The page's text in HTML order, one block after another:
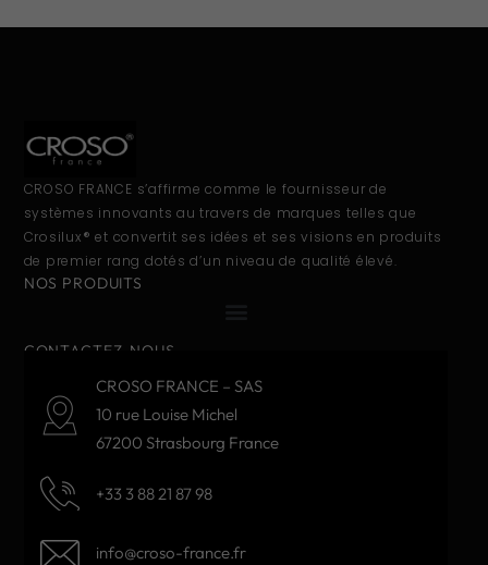
CROSO FRANCE s’affirme comme le fournisseur de
systèmes innovants au travers de marques telles que
Crosilux® et convertit ses idées et ses visions en produits
de premier rang dotés d’un niveau de qualité élevé.
NOS PRODUITS
CONTACTEZ-NOUS
CROSO FRANCE – SAS
10 rue Louise Michel
67200 Strasbourg France
+33 3 88 21 87 98
info@croso-france.fr